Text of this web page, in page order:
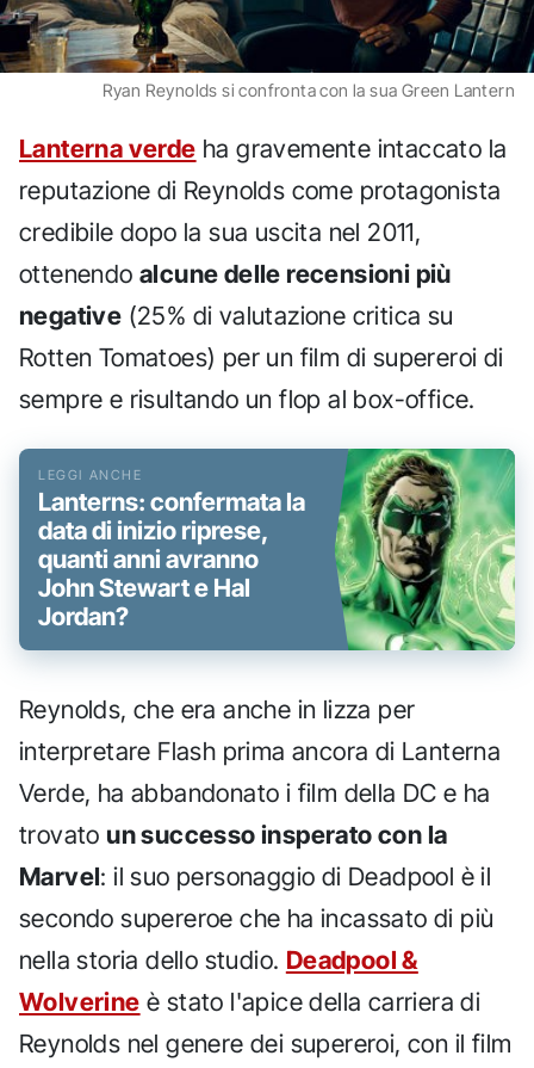
Ryan Reynolds si confronta con la sua Green Lantern
Lanterna verde ha gravemente intaccato la
reputazione di Reynolds come protagonista
credibile dopo la sua uscita nel 2011,
ottenendoalcune delle recensioni più
negative (25% di valutazione critica su
Rotten Tomatoes) per un film di supereroi di
sempre e risultando un flop al box-office.
Lanterns: confermata la
data di inizio riprese,
quanti anni avranno
John Stewart e Hal
Jordan?
Reynolds, che era anche in lizza per
interpretare Flash prima ancora di Lanterna
Verde, ha abbandonato i film della DC e ha
trovato un successo insperato con la
Marvel: il suo personaggio di Deadpool è il
secondo supereroe che ha incassato di più
nella storia dello studio. Deadpool &
Wolverine è stato l'apice della carriera di
Reynolds nel genere dei supereroi, con il film